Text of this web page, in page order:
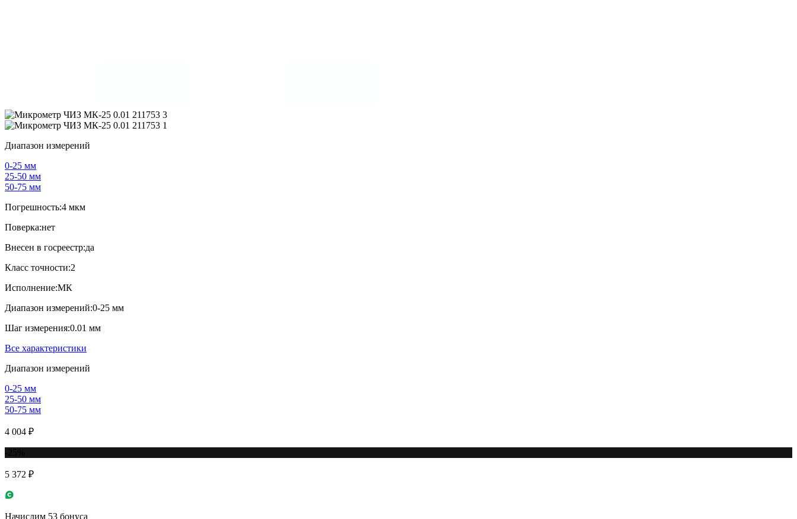
Диапазон измерений
0-25 мм
25-50 мм
50-75 мм
Погрешность:4 мкм
Поверка:нет
Внесен в госреестр:да
Класс точности:2
Исполнение:МК
Диапазон измерений:0-25 мм
Шаг измерения:0.01 мм
Все характеристики
Диапазон измерений
0-25 мм
25-50 мм
50-75 мм
4 004 ₽
5 372 ₽
Начислим 53 бонуса